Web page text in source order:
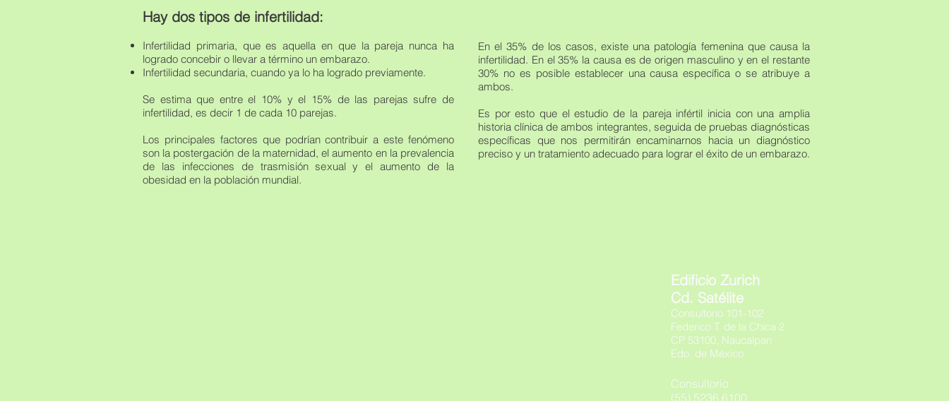
Hay dos tipos de infertilidad:
Infertilidad primaria, que es aquella en que la pareja nunca ha
logrado concebir o llevar a término un embarazo.
Infertilidad secundaria, cuando ya lo ha logrado previamente.
Se estima que entre el 10% y el 15% de las parejas sufre de
infertilidad, es decir 1 de cada 10 parejas.
Los principales factores que podrían contribuir a este fenómeno
son la postergación de la maternidad, el aumento en la prevalencia
de las infecciones de trasmisión sexual y el aumento de la
obesidad en la población mundial.
En el 35% de los casos, existe una patología femenina que causa la
infertilidad. En el 35% la causa es de origen masculino y en el restante
30% no es posible establecer una causa específica o se atribuye a
ambos.
Es por esto que el estudio de la pareja infértil inicia con una amplia
historia clínica de ambos integrantes, seguida de pruebas diagnósticas
específicas que nos permitirán encaminarnos hacia un diagnóstico
preciso y un tratamiento adecuado para lograr el éxito de un embarazo.
Edificio Zurich
Cd. Satélite
Consultorio 101-102
Federico T. de la Chica 2
CP 53100, Naucalpan
Edo. de México
Consultorio
(55) 5236 6100